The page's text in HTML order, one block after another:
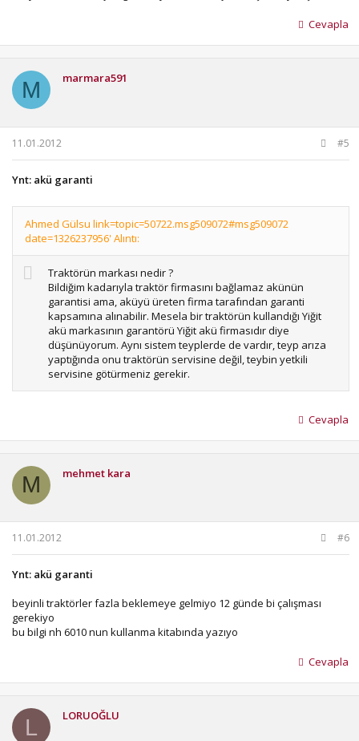
Cevapla
M marmara591
11.01.2012 #5
Ynt: akü garanti
Ahmed Gülsu link=topic=50722.msg509072#msg509072
date=1326237956' Alıntı:
Traktörün markası nedir ?
Bildiğim kadarıyla traktör firmasını bağlamaz akünün
garantisi ama, aküyü üreten firma tarafından garanti
kapsamına alınabilir. Mesela bir traktörün kullandığı Yiğit
akü markasının garantörü Yiğit akü firmasıdır diye
düşünüyorum. Aynı sistem teyplerde de vardır, teyp arıza
yaptığında onu traktörün servisine değil, teybin yetkili
servisine götürmeniz gerekir.
Cevapla
M mehmet kara
11.01.2012 #6
Ynt: akü garanti
beyinli traktörler fazla beklemeye gelmiyo 12 günde bi çalışması
gerekiyo
bu bilgi nh 6010 nun kullanma kitabında yazıyo
Cevapla
L LORUOĞLU